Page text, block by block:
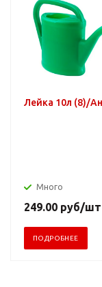
Лейка 10л (8)/
Много
249.00 руб/шт
ПОДРОБНЕЕ